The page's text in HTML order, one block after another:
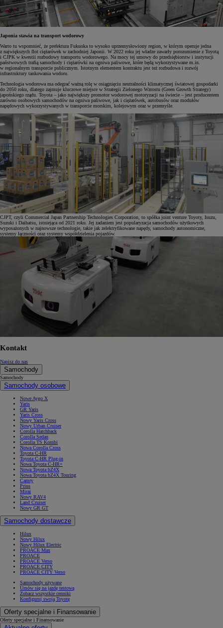
Japonia stawia na transport wodorowy
Warto tu wspomnieć, że prefektura Fukuoka to wysoko uprzemysłowiony region, w którym operuje jedna
z największych flot ciężarówek w zachodniej Japonii. W 2022 roku jej władze zawarły porozumienie z Toyotą
i CJPK w kwestii rozbudowy transportu wodorowego. Na mocy tej umowy do przedsiębiorstw i instytucji
państwowych trafią samochody i ciężarówki na ogniwa paliwowe, które będą wykorzystywane m.in.
w regionalnym transporcie publicznym. Istotnym elementem kontraktu jest też rozbudowa i rozwój
infrastruktury tankowania wodoru.
Technologia wodorowa ma odegrać ważną rolę w osiągnięciu neutralności klimatycznej światowej gospodarki
do 2050 roku, dlatego zajmuje kluczowe miejsce w Strategii Zielonego Wzrostu (Green Growth Strategy)
japońskiego rządu. Toyota – jako największy promotor wodorowej motoryzacji na świecie – jest producentem
zarówno osobowych samochodów na ogniwa paliwowe, jak i ciężarówek, autobusów oraz modułów
napędowych wykorzystywanych w transporcie morskim, kolejowym oraz w przemyśle.
CJPT, czyli Commercial Japan Partnership Technologies Corporation, to spółka joint venture Toyoty, Isuzu,
Suzuki i Daihatsu, istniejąca od 2021 roku. Jej zadaniem jest popularyzacja samochodów użytkowych
wyposażonych w najnowsze technologie, takie jak zelektryfikowane napędy, samochody autonomiczne,
systemy łączności oraz systemy współdzielenia pojazdów.
Kontakt
Napisz do nas
Samochody
Samochody
Samochody osobowe
Nowe Aygo X
Yaris
GR Yaris
Yaris Cross
Nowy Yaris Cross
Nowy Urban Cruiser
Corolla Hatchback
Corolla Sedan
Corolla TS Kombi
Nowa Corolla Cross
Toyota C-HR
Toyota C-HR Plug-in
Nowa Toyota C-HR+
Nowa Toyota bZ4X
Nowa Toyota bZ4X Touring
Camry
Prius
Mirai
Nowy RAV4
Land Cruiser
Nowy GR GT
Samochody dostawcze
Hilux
Nowy Hilux
Nowy Hilux Electric
PROACE Max
PROACE
PROACE Verso
PROACE CITY
PROACE CITY Verso
Samochody używane
Umów się na jazdę testową
Zobacz wszystkie cenniki
Konfiguruj swoją Toyotę
Oferty specjalne i Finansowanie
Oferty specjalne i Finansowanie